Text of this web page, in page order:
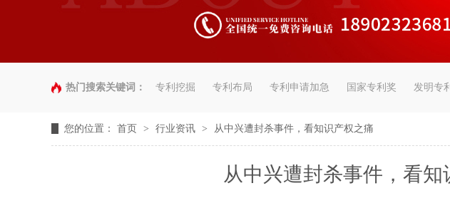
热门搜索关键词： 专利挖掘 专利布局 专利申请加急 国家专利奖 发明专
您的位置： 首页 > 行业资讯 > 从中兴遭封杀事件，看知识产权之痛
从中兴遭封杀事件，看知